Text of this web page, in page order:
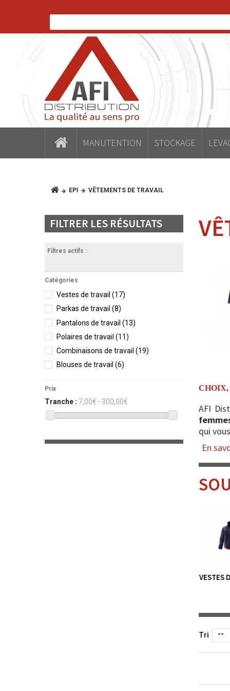
MANUTENTION STOCKAGE
EPI VÊTEMENTS DE TRAVAIL
FILTRER LES RÉSULTATS
Filtres actifs :
Catégories
Vestes de travail (17)
Parkas de travail (8)
Pantalons de travail (13)
Polaires de travail (11)
Combinaisons de travail (19)
Blouses de travail (6)
Prix
Tranche : 7,00€ - 300,00€
AFI
qui
En
VESTES
Tri --